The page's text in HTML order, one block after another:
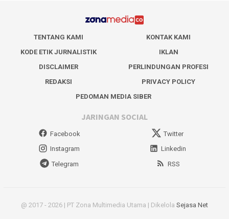
TENTANG KAMI
KONTAK KAMI
KODE ETIK JURNALISTIK
IKLAN
DISCLAIMER
PERLINDUNGAN PROFESI
REDAKSI
PRIVACY POLICY
PEDOMAN MEDIA SIBER
JARINGAN SOCIAL
Facebook
Twitter
Instagram
Linkedin
Telegram
RSS
@ 2017 - 2026 | PT Zona Multimedia Utama | Dikelola Sejasa Net